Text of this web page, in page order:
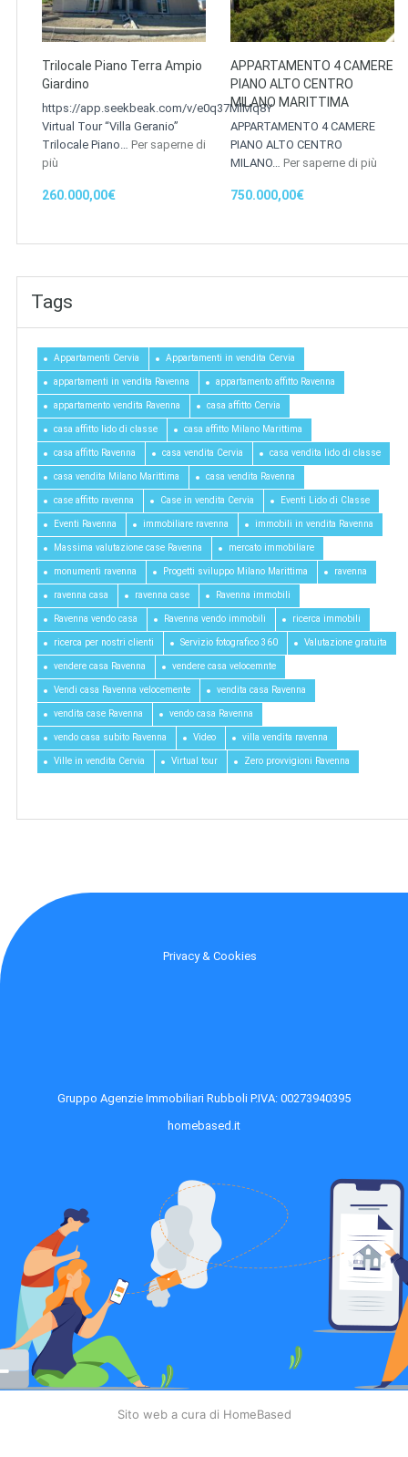
Trilocale Piano Terra Ampio
Giardino
https://app.seekbeak.com/v/e0q37MlMq8Y
Virtual Tour “Villa Geranio”
Trilocale Piano… Per saperne di
più
260.000,00€
APPARTAMENTO 4 CAMERE
PIANO ALTO CENTRO
MILANO MARITTIMA
APPARTAMENTO 4 CAMERE
PIANO ALTO CENTRO
MILANO… Per saperne di più
750.000,00€
Tags
Appartamenti Cervia Appartamenti in vendita Cervia
appartamenti in vendita Ravenna appartamento affitto Ravenna
appartamento vendita Ravenna casa affitto Cervia
casa affitto lido di classe casa affitto Milano Marittima
casa affitto Ravenna casa vendita Cervia casa vendita lido di classe
casa vendita Milano Marittima casa vendita Ravenna
case affitto ravenna Case in vendita Cervia Eventi Lido di Classe
Eventi Ravenna immobiliare ravenna immobili in vendita Ravenna
Massima valutazione case Ravenna mercato immobiliare
monumenti ravenna Progetti sviluppo Milano Marittima ravenna
ravenna casa ravenna case Ravenna immobili
Ravenna vendo casa Ravenna vendo immobili ricerca immobili
ricerca per nostri clienti Servizio fotografico 360 Valutazione gratuita
vendere casa Ravenna vendere casa velocemnte
Vendi casa Ravenna velocemente vendita casa Ravenna
vendita case Ravenna vendo casa Ravenna
vendo casa subito Ravenna Video villa vendita ravenna
Ville in vendita Cervia Virtual tour Zero provvigioni Ravenna
Privacy & Cookies
Gruppo Agenzie Immobiliari Rubboli P.IVA: 00273940395
homebased.it
Sito web a cura di HomeBased